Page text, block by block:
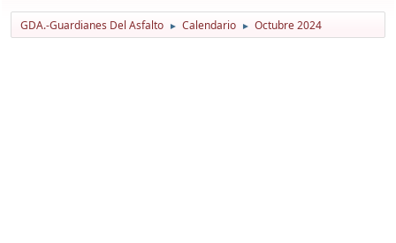
GDA.-Guardianes Del Asfalto ► Calendario ► Octubre 2024